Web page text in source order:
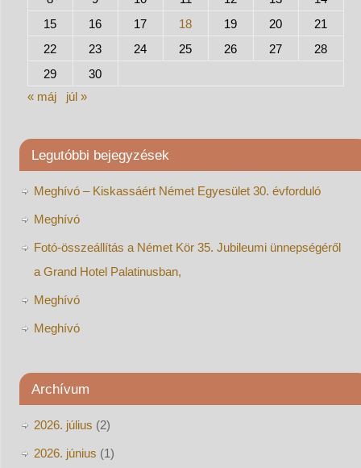
15
16 17 18 19 20
21
22
23 24 25 26 27
28
29
30
« máj
júl »
Legutóbbi bejegyzések
Meghívó – Kiskassáért Német Egyesület 30. évforduló
Meghívó
Fotó-összeállítás a Német Kör 35. Jubileumi ünnepségéről
a Grand Hotel Palatinusban,
Meghívó
Meghívó
Archívum
2026. július (2)
2026. június (1)